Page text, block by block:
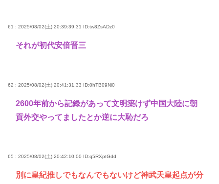
61 : 2025/08/02(土) 20:39:39.31 ID:tw8ZsADz0
それが初代安倍晋三
62 : 2025/08/02(土) 20:41:31.33 ID:0hTB09Ni0
2600年前から記録があって文明築けず中国大陸に朝
貢外交やってましたとか逆に大恥だろ
65 : 2025/08/02(土) 20:42:10.00 ID:q5RXptGdd
別に皇紀推しでもなんでもないけど神武天皇起点が分